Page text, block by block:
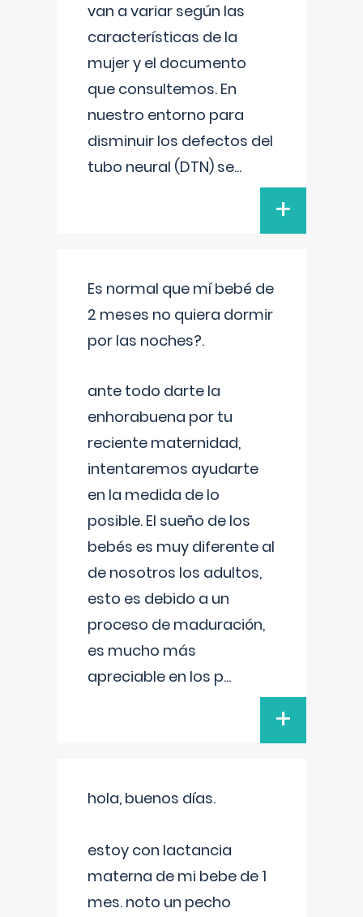
van a variar según las
características de la
mujer y el documento
que consultemos. En
nuestro entorno para
disminuir los defectos del
tubo neural (DTN) se...
+
Es normal que mí bebé de
2 meses no quiera dormir
por las noches?.
ante todo darte la
enhorabuena por tu
reciente maternidad,
intentaremos ayudarte
en la medida de lo
posible. El sueño de los
bebés es muy diferente al
de nosotros los adultos,
esto es debido a un
proceso de maduración,
es mucho más
apreciable en los p...
+
hola, buenos días.
estoy con lactancia
materna de mi bebe de 1
mes. noto un pecho